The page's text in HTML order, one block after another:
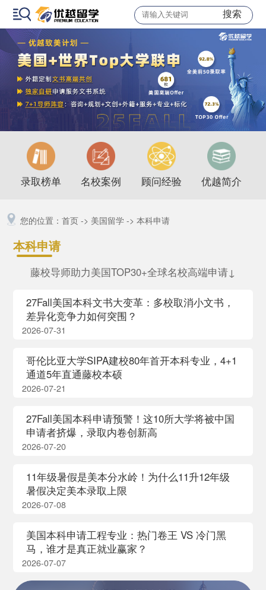
搜索
录取榜单 名校案例 顾问经验 优越简介
您的位置： 首页-> 美国留学-> 本科申请
本科申请
藤校导师助力美国TOP30+全球名校高端申请↓
27Fall美国本科文书大变革：多校取消小文书，
差异化竞争力如何突围？
2026-07-31
哥伦比亚大学SIPA建校80年首开本科专业，4+1
通道5年直通藤校本硕
2026-07-21
27Fall美国本科申请预警！这10所大学将被中国
申请者挤爆，录取内卷创新高
2026-07-20
11年级暑假是美本分水岭！为什么11升12年级
暑假决定美本录取上限
2026-07-08
美国本科申请工程专业：热门卷王 VS 冷门黑
马，谁才是真正就业赢家？
2026-07-07